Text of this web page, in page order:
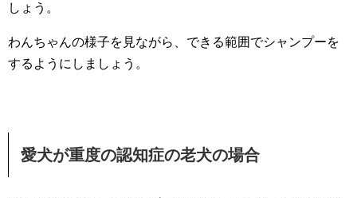
しょう。
わんちゃんの様子を見ながら、できる範囲でシャンプーを
するようにしましょう。
愛犬が重度の認知症の老犬の場合